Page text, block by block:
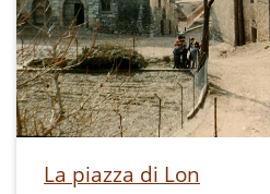
quindi a questo arco
vede era collegato
darsena.
La piazza di Lon